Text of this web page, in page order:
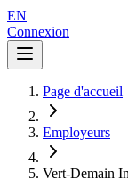
EN
Connexion
Page d'accueil
Employeurs
Vert-Demain